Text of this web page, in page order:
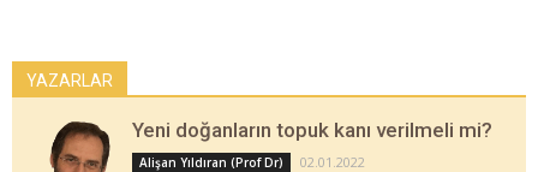
YAZARLAR
Yeni doğanların topuk kanı verilmeli mi?
Alişan Yıldıran (Prof Dr) 02.01.2022